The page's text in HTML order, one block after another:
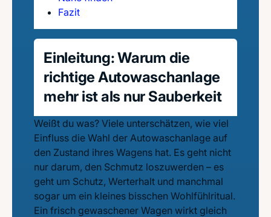
Fazit
Einleitung: Warum die
richtige Autowaschanlage
mehr ist als nur Sauberkeit
Weißt du was? Viele unterschätzen, wie viel
Einfluss die Wahl der Autowaschanlage auf
den Zustand ihres Wagens hat. Es geht nicht
nur darum, den Schmutz loszuwerden – es
geht um Schutz, Werterhalt und manchmal
sogar um ein kleines bisschen Wohlfühlritual.
Ein frisch gewaschener Wagen wirkt gleich